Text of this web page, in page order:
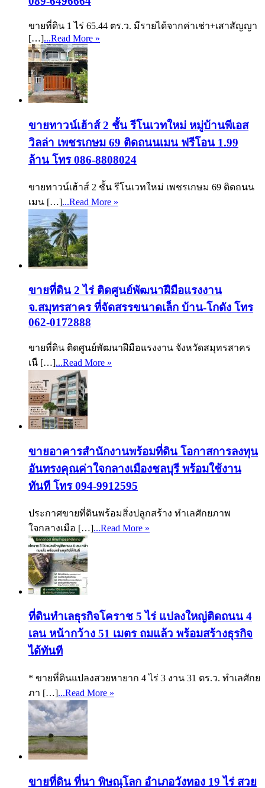
ขายที่ดิน 1 ไร่ 65.44 ตร.ว. มีรายได้จากค่าเช่า+เสาสัญญา
[…]...Read More »
ขายทาวน์เฮ้าส์ 2 ชั้น รีโนเวทใหม่ หมู่บ้านพีเอส
วิลล่า เพชรเกษม 69 ติดถนนเมน ฟรีโอน 1.99
ล้าน โทร 086-8808024
ขายทาวน์เฮ้าส์ 2 ชั้น รีโนเวทใหม่ เพชรเกษม 69 ติดถนน
เมน […]...Read More »
ขายที่ดิน 2 ไร่ ติดศูนย์พัฒนาฝีมือแรงงาน
จ.สมุทรสาคร ที่จัดสรรขนาดเล็ก บ้าน-โกดัง โทร
062-0172888
ขายที่ดิน ติดศูนย์พัฒนาฝีมือแรงงาน จังหวัดสมุทรสาคร
เนื […]...Read More »
ขายอาคารสำนักงานพร้อมที่ดิน โอกาสการลงทุน
อันทรงคุณค่าใจกลางเมืองชลบุรี พร้อมใช้งาน
ทันที โทร 094-9912595
ประกาศขายที่ดินพร้อมสิ่งปลูกสร้าง ทำเลศักยภาพ
ใจกลางเมือ […]...Read More »
ที่ดินทำเลธุรกิจโคราช 5 ไร่ แปลงใหญ่ติดถนน 4
เลน หน้ากว้าง 51 เมตร ถมแล้ว พร้อมสร้างธุรกิจ
ได้ทันที
* ขายที่ดินแปลงสวยหายาก 4 ไร่ 3 งาน 31 ตร.ว. ทำเลศักย
ภา […]...Read More »
ขายที่ดิน ที่นา พิษณุโลก อำเภอวังทอง 19 ไร่ สวย